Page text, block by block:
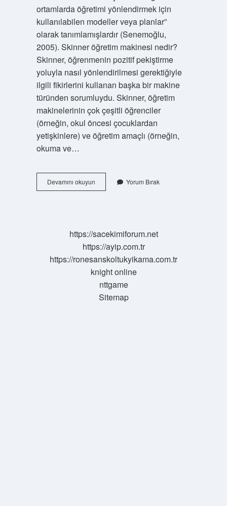
ortamlarda öğretimi yönlendirmek için
kullanılabilen modeller veya planlar”
olarak tanımlamışlardır (Senemoğlu,
2005). Skinner öğretim makinesi nedir?
Skinner, öğrenmenin pozitif pekiştirme
yoluyla nasıl yönlendirilmesi gerektiğiyle
ilgili fikirlerini kullanan başka bir makine
türünden sorumluydu. Skinner, öğretim
makinelerinin çok çeşitli öğrenciler
(örneğin, okul öncesi çocuklardan
yetişkinlere) ve öğretim amaçlı (örneğin,
okuma ve…
Devamını okuyunSkinner
Öğretim
Yorum Bırak
https://sacekimiforum.net
https://ayip.com.tr
https://ronesanskoltukyikama.com.tr
knight online
nttgame
Sitemap